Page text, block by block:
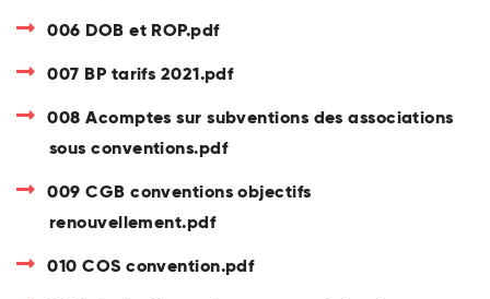
006 DOB et ROP.pdf
007 BP tarifs 2021.pdf
008 Acomptes sur subventions des associations
sous conventions.pdf
009 CGB conventions objectifs
renouvellement.pdf
010 COS convention.pdf